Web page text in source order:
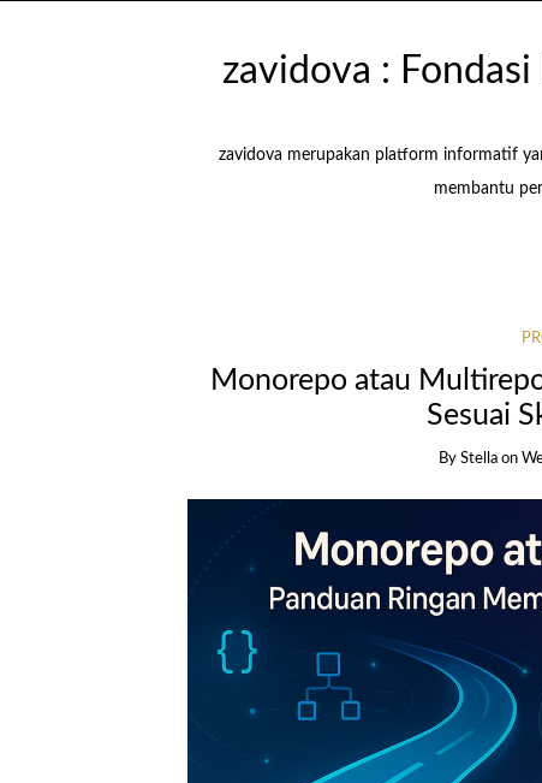
zavidova :
zavidova merupakan platform informatif
membantu
Monorepo atau
Sesuai
By Stella on